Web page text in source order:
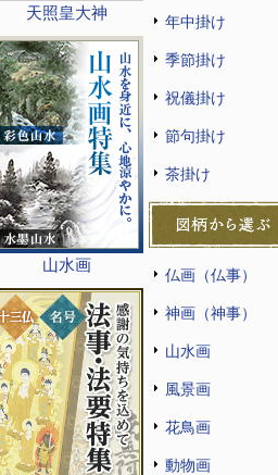
天照皇大神
山水画
年中掛け
季節掛け
祝儀掛け
節句掛け
茶掛け
仏画（仏事）
神画（神事）
山水画
風景画
花鳥画
動物画